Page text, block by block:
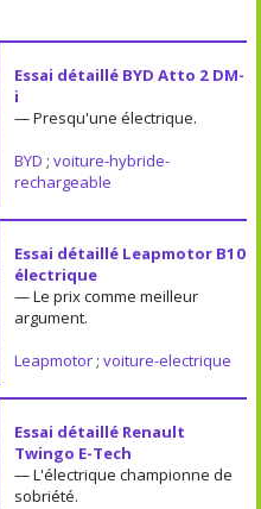
Essai détaillé BYD Atto 2 DM-
i
— Presqu'une électrique.
BYD ; voiture-hybride-
rechargeable
Essai détaillé Leapmotor B10
électrique
— Le prix comme meilleur
argument.
Leapmotor; voiture-electrique
Essai détaillé Renault
Twingo E-Tech
— L'électrique championne de
sobriété.